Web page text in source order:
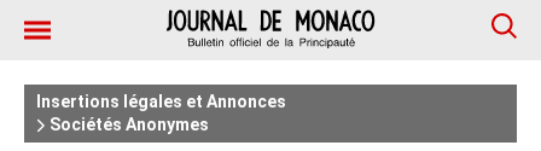
Insertions légales et Annonces
Sociétés Anonymes